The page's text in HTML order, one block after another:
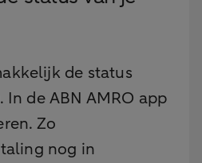
de status
de ABN AMRO app
Zo
nog in